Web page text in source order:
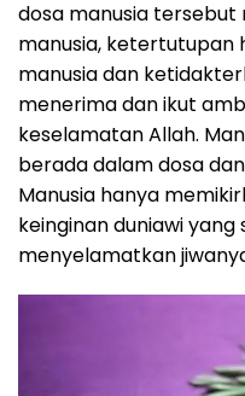
dosa manusia
manusia, ketertutupan
manusia dan
menerima dan ikut
keselamatan Allah.
berada dalam dosa
Manusia hanya
keinginan duniawi
menyelamatkan